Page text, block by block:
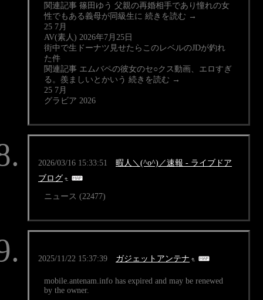
関連記事 篠田ゆう 父親の再婚相手であり憧れの女
性でもある義母が同級生に 続きを読む →
25 7月
AV(素人) 2026年7月25日
街中で生ドーナツ見せたらこのレベルのJDが釣れ
た件
関連記事 エムバペの彼女のセ○クス動画、エロすぎ
る。羨ましいとかいう 続きを読む →
25 7月
グラビア 2026
2026/03/16 15:33:51
暇人＼(^o^)／速報 - ライブドア
ブログ
ニュース (22477)
2025/11/22 15:37:39 ガジェットアンテナ
mobile.antenam.info has expired and may be renewed
by the owner.